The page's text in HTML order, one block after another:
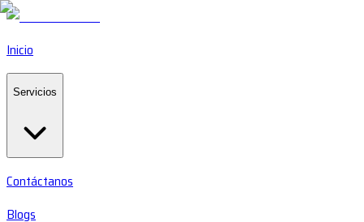
Inicio
Servicios
Contáctanos
Blogs